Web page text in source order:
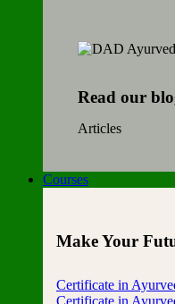
Read our
Articles
Courses
Make Your
Certificate in
Certificate in